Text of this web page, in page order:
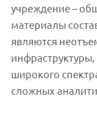
учреждение –
материалы
являются
широкого
сложных